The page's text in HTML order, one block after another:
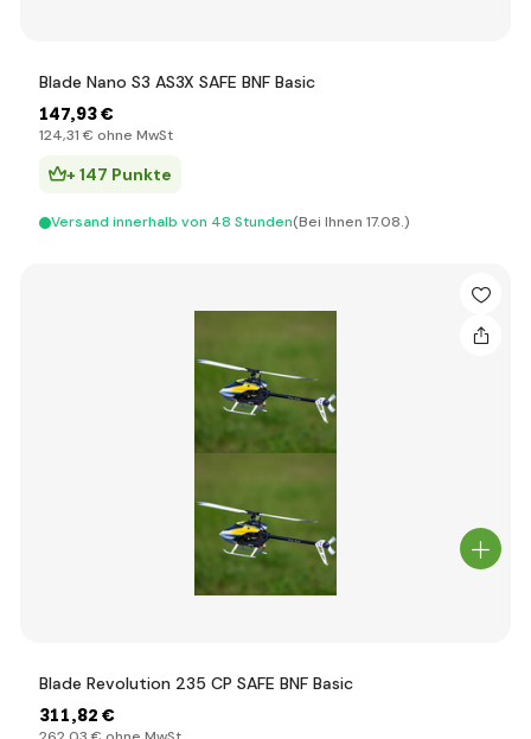
Blade Nano S3 AS3X SAFE BNF Basic
147,93 €
124,31 € ohne MwSt
+ 147 Punkte
Versand innerhalb von 48 Stunden(Bei Ihnen 17.08.)
Blade Revolution 235 CP SAFE BNF Basic
311,82 €